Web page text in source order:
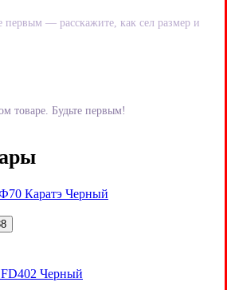
первым — расскажите, как сел размер и
товаре. Будьте первым!
Каратэ Черный
Черный